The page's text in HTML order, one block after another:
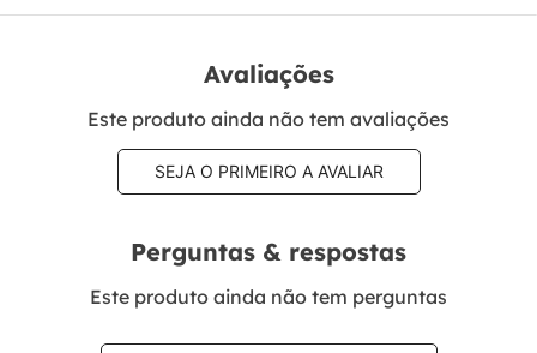
Avaliações
Este produto ainda não tem avaliações
SEJA O PRIMEIRO A AVALIAR
Perguntas & respostas
Este produto ainda não tem perguntas